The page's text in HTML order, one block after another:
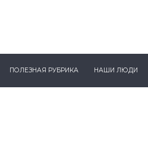
ПОЛЕЗНАЯ РУБРИКА НАШИ ЛЮДИ